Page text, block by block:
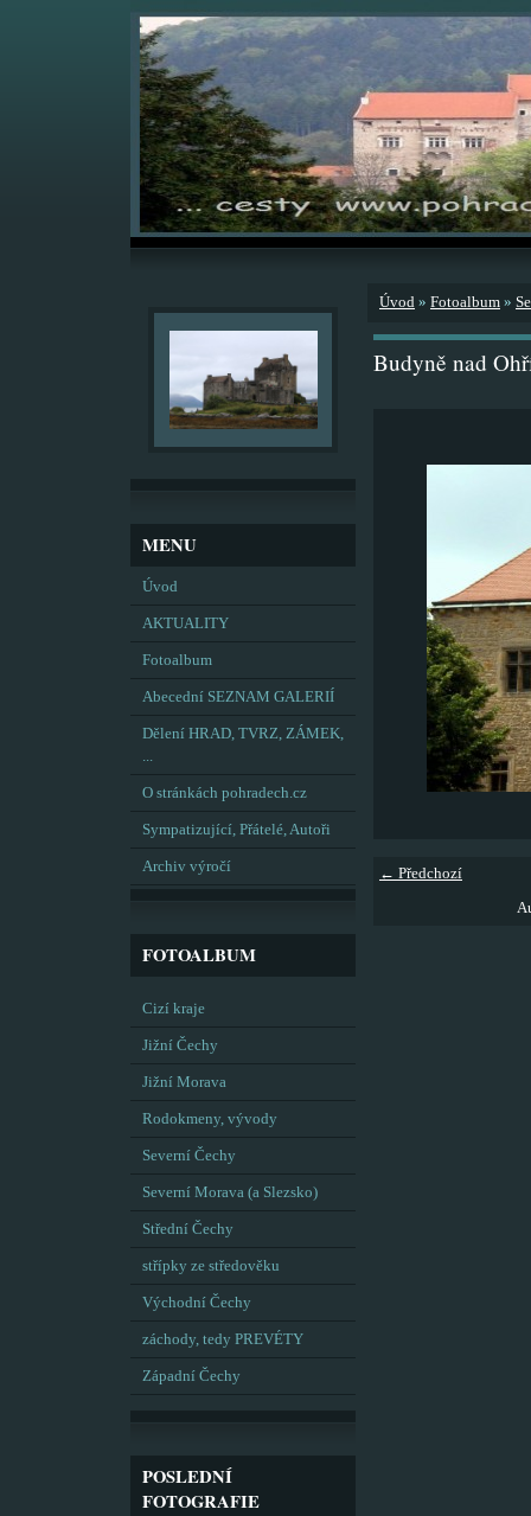
MENU
Úvod
AKTUALITY
Fotoalbum
Abecední SEZNAM GALERIÍ
Dělení HRAD, TVRZ, ZÁMEK,
...
O stránkách pohradech.cz
Sympatizující, Přátelé, Autoři
Archiv výročí
FOTOALBUM
Cizí kraje
Jižní Čechy
Jižní Morava
Rodokmeny, vývody
Severní Čechy
Severní Morava (a Slezsko)
Střední Čechy
střípky ze středověku
Východní Čechy
záchody, tedy PREVÉTY
Západní Čechy
POSLEDNÍ
FOTOGRAFIE
Úvod » Fotoalbum »
Budyně nad
← Předchozí